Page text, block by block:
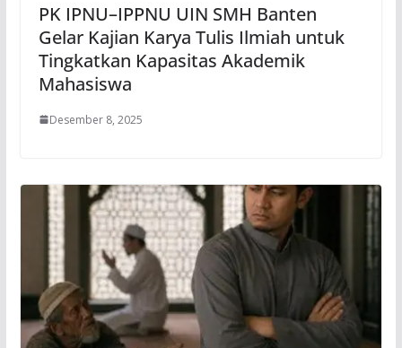
PK IPNU–IPPNU UIN SMH Banten
Gelar Kajian Karya Tulis Ilmiah untuk
Tingkatkan Kapasitas Akademik
Mahasiswa
Desember 8, 2025